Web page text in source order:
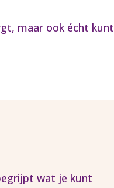
maar ook écht kunt
wat je kunt